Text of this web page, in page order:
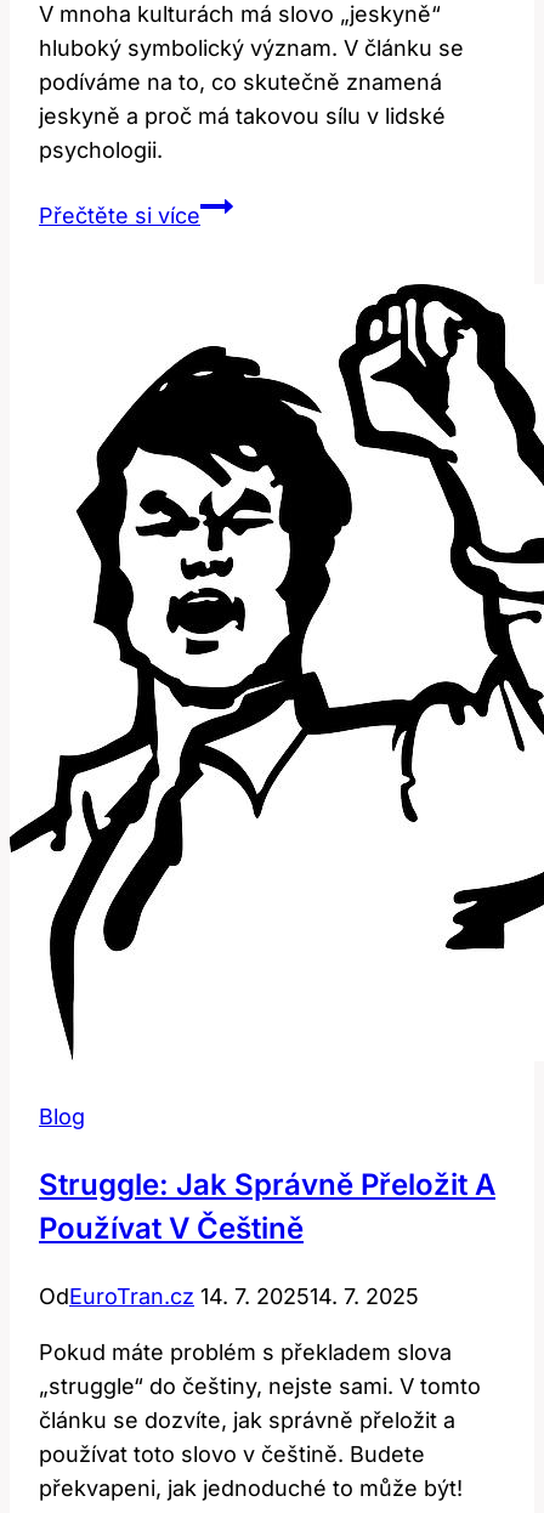
V mnoha kulturách má slovo „jeskyně“
hluboký symbolický význam. V článku se
podíváme na to, co skutečně znamená
jeskyně a proč má takovou sílu v lidské
psychologii.
Přečtěte si víceCave:
skutečně
znamená?
Blog
Struggle: Jak Správně Přeložit A
Používat V Češtině
OdEuroTran.cz 14. 7. 202514. 7. 2025
Pokud máte problém s překladem slova
„struggle“ do češtiny, nejste sami. V tomto
článku se dozvíte, jak správně přeložit a
používat toto slovo v češtině. Budete
překvapeni, jak jednoduché to může být!